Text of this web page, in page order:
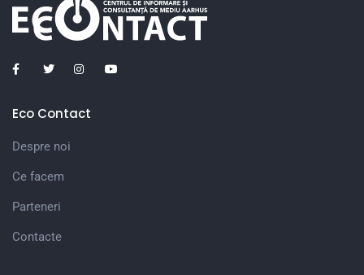
Eco Contact
Despre noi
Ce facem
Parteneri
Contacte